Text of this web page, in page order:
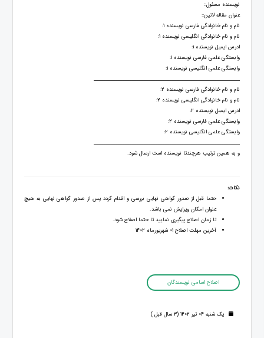
نویسنده مسئول::
عنوان مقاله لاتین::
نام و نام خانوادگی فارسی نویسنده 1:
نام و نام خانوادگی انگلیسی نویسنده 1:
ادرس ایمیل نویسنده 1:
وابستگی علمی فارسی نویسنده 1:
وابستگی علمی انگلیسی نویسنده 1:
______________________________________________________________
نام و نام خانوادگی فارسی نویسنده 2:
نام و نام خانوادگی انگلیسی نویسنده 2:
ادرس ایمیل نویسنده 2:
وابستگی علمی فارسی نویسنده 2:
وابستگی علمی انگلیسی نویسنده 2:
______________________________________________________________
و به همین ترتیب هرچندتا نویسنده است ارسال شود.
نکات:
حتما قبل از صدور گواهی نهایی بررسی و اقدام گردد پس از صدور گواهی نهایی به هیچ
عنوان امکان ویرایش نمی باشد.
تا زمان اصلاح پیگیری نمایید تا حتما اصلاح شود.
آخرین مهلت اصلاح 01 شهریورماه 1402
اصلاح اسامی نویسندگان
یک شنبه 04 تیر 1402 (3 سال قبل )